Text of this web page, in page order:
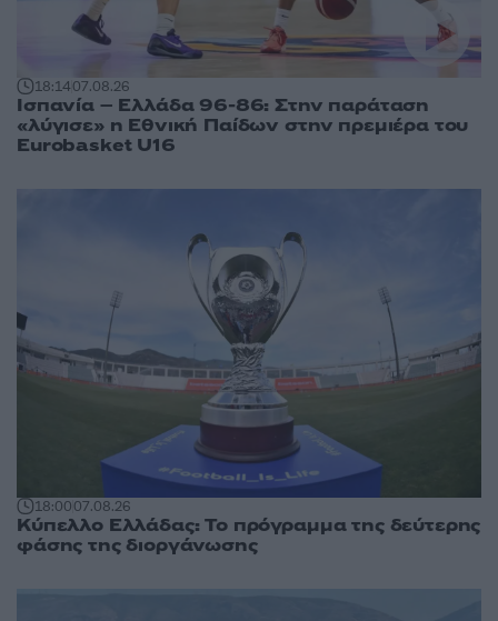
18:1407.08.26
Ισπανία – Ελλάδα 96-86: Στην παράταση
«λύγισε» η Εθνική Παίδων στην πρεμιέρα του
Eurobasket U16
18:0007.08.26
Κύπελλο Ελλάδας: Το πρόγραμμα της δεύτερης
φάσης της διοργάνωσης